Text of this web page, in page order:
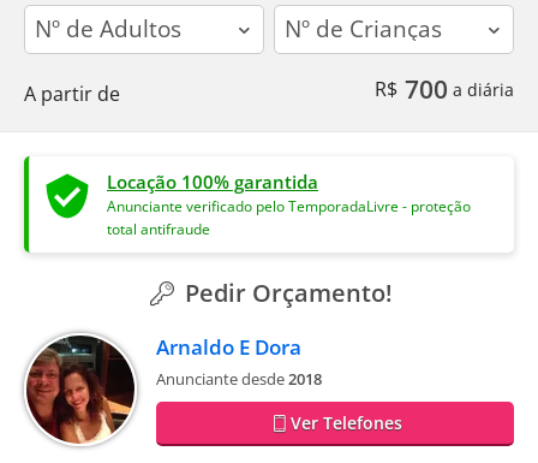
adults children
A partir de R$ 700 a diária
Locação 100% garantida
Anunciante verificado pelo TemporadaLivre - proteção
total antifraude
Pedir Orçamento!
Arnaldo E Dora
Anunciante desde2018
Ver Telefones